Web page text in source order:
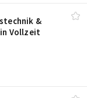
&
Vollzeit